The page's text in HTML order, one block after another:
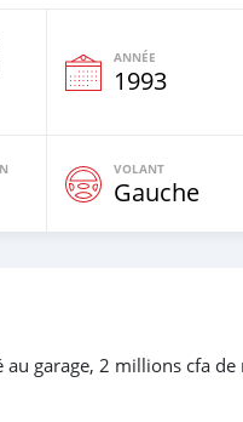
ANNÉE
1993
VOLANT
Gauche
garage, 2 millions cfa